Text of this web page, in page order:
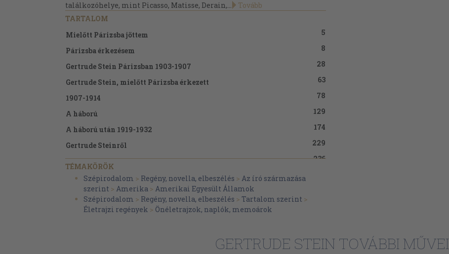
találkozóhelye, mint Picasso, Matisse, Derain,...
Tovább
TARTALOM
Mielőtt Párizsba jöttem
5
Párizsba érkezésem
8
Gertrude Stein Párizsban 1903-1907
28
Gertrude Stein, mielőtt Párizsba érkezett
63
1907-1914
78
A háború
129
A háború után 1919-1932
174
Gertrude Steinről
229
A kötet fontosabb szereplői
236
TÉMAKÖRÖK
Szépirodalom > Regény, novella, elbeszélés > Az író származása
szerint > Amerika > Amerikai Egyesült Államok
Szépirodalom > Regény, novella, elbeszélés > Tartalom szerint >
Életrajzi regények > Önéletrajzok, naplók, memoárok
GERTRUDE STEIN TOVÁBBI MŰVEI